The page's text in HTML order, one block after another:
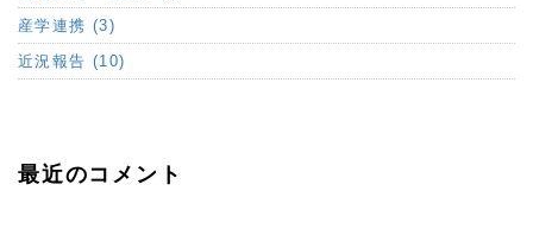
産学連携 (3)
近況報告 (10)
最近のコメント